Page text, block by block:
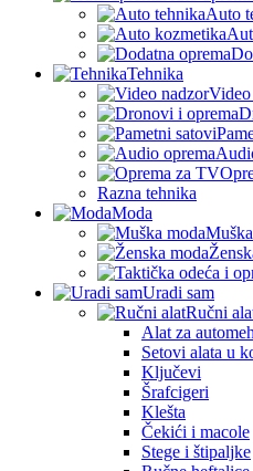
Auto
Tehnika
Razna tehnika
Moda
Uradi sam
Ručni
Alat za
Setovi alata u
Ključevi
Šrafcigeri
Klešta
Čekići i macole
Stege i štipaljke